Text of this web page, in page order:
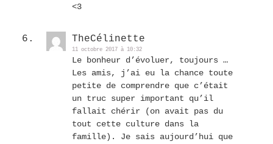
<3
TheCélinette
11 octobre 2017 à 10:32
Le bonheur d’évoluer, toujours …
Les amis, j’ai eu la chance toute
petite de comprendre que c’était
un truc super important qu’il
fallait chérir (on avait pas du
tout cette culture dans la
famille). Je sais aujourd’hui que